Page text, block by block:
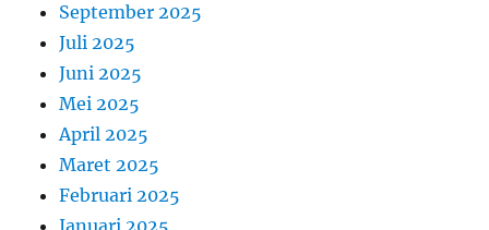
September 2025
Juli 2025
Juni 2025
Mei 2025
April 2025
Maret 2025
Februari 2025